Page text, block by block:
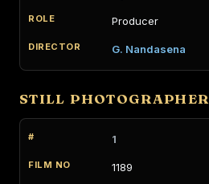
Producer
G. Nandasena
STILL PHOTOGRAPHER
1
1189